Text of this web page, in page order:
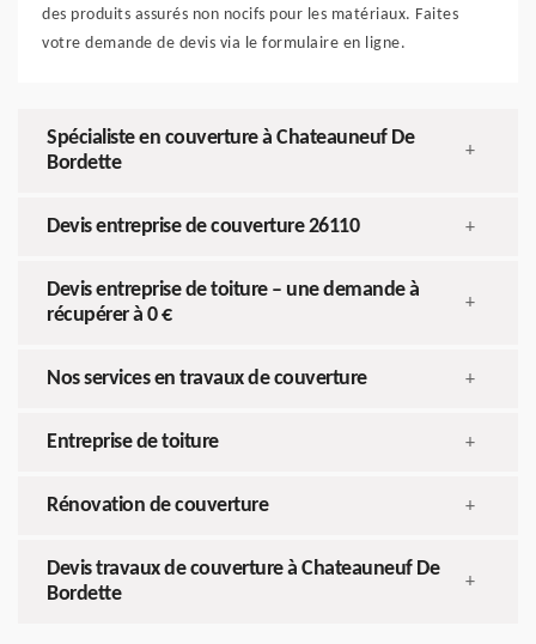
des produits assurés non nocifs pour les matériaux. Faites
votre demande de devis via le formulaire en ligne.
Spécialiste en couverture à Chateauneuf De
Bordette
+
Devis entreprise de couverture 26110 +
Devis entreprise de toiture – une demande à
récupérer à 0 €
+
Nos services en travaux de couverture +
Entreprise de toiture +
Rénovation de couverture +
Devis travaux de couverture à Chateauneuf De
Bordette
+